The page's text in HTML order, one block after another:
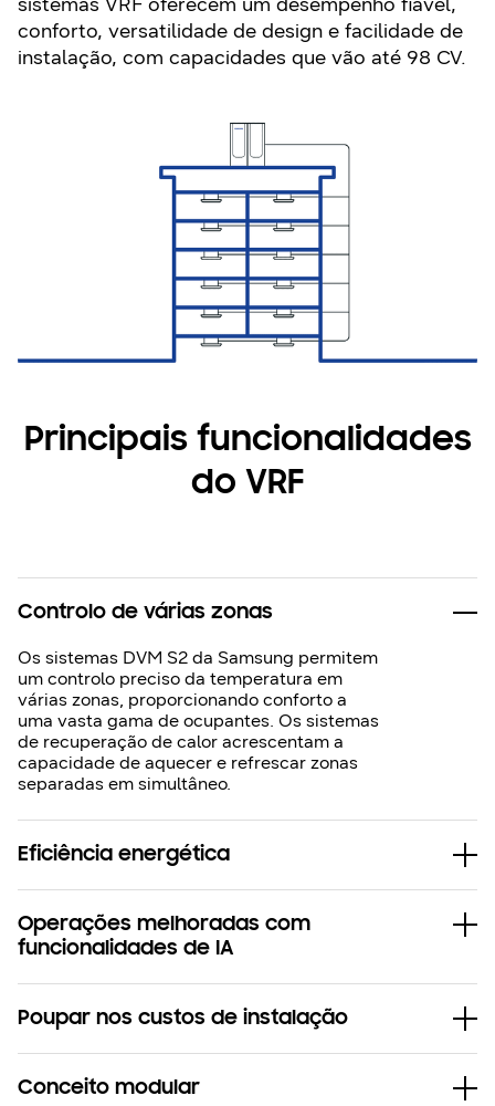
conforto, versatilidade de design e facilidade de
instalação, com capacidades que vão até 98 CV.
Principais funcionalidades
do VRF
Controlo de várias zonas
Os sistemas DVM S2 da Samsung permitem
um controlo preciso da temperatura em
várias zonas, proporcionando conforto a
uma vasta gama de ocupantes. Os sistemas
de recuperação de calor acrescentam a
capacidade de aquecer e refrescar zonas
separadas em simultâneo.
Eficiência energética
Operações melhoradas com
funcionalidades de IA
Poupar nos custos de instalação
Conceito modular